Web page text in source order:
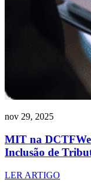
nov 29, 2025
MIT na
Inclusão de
LER ARTIGO